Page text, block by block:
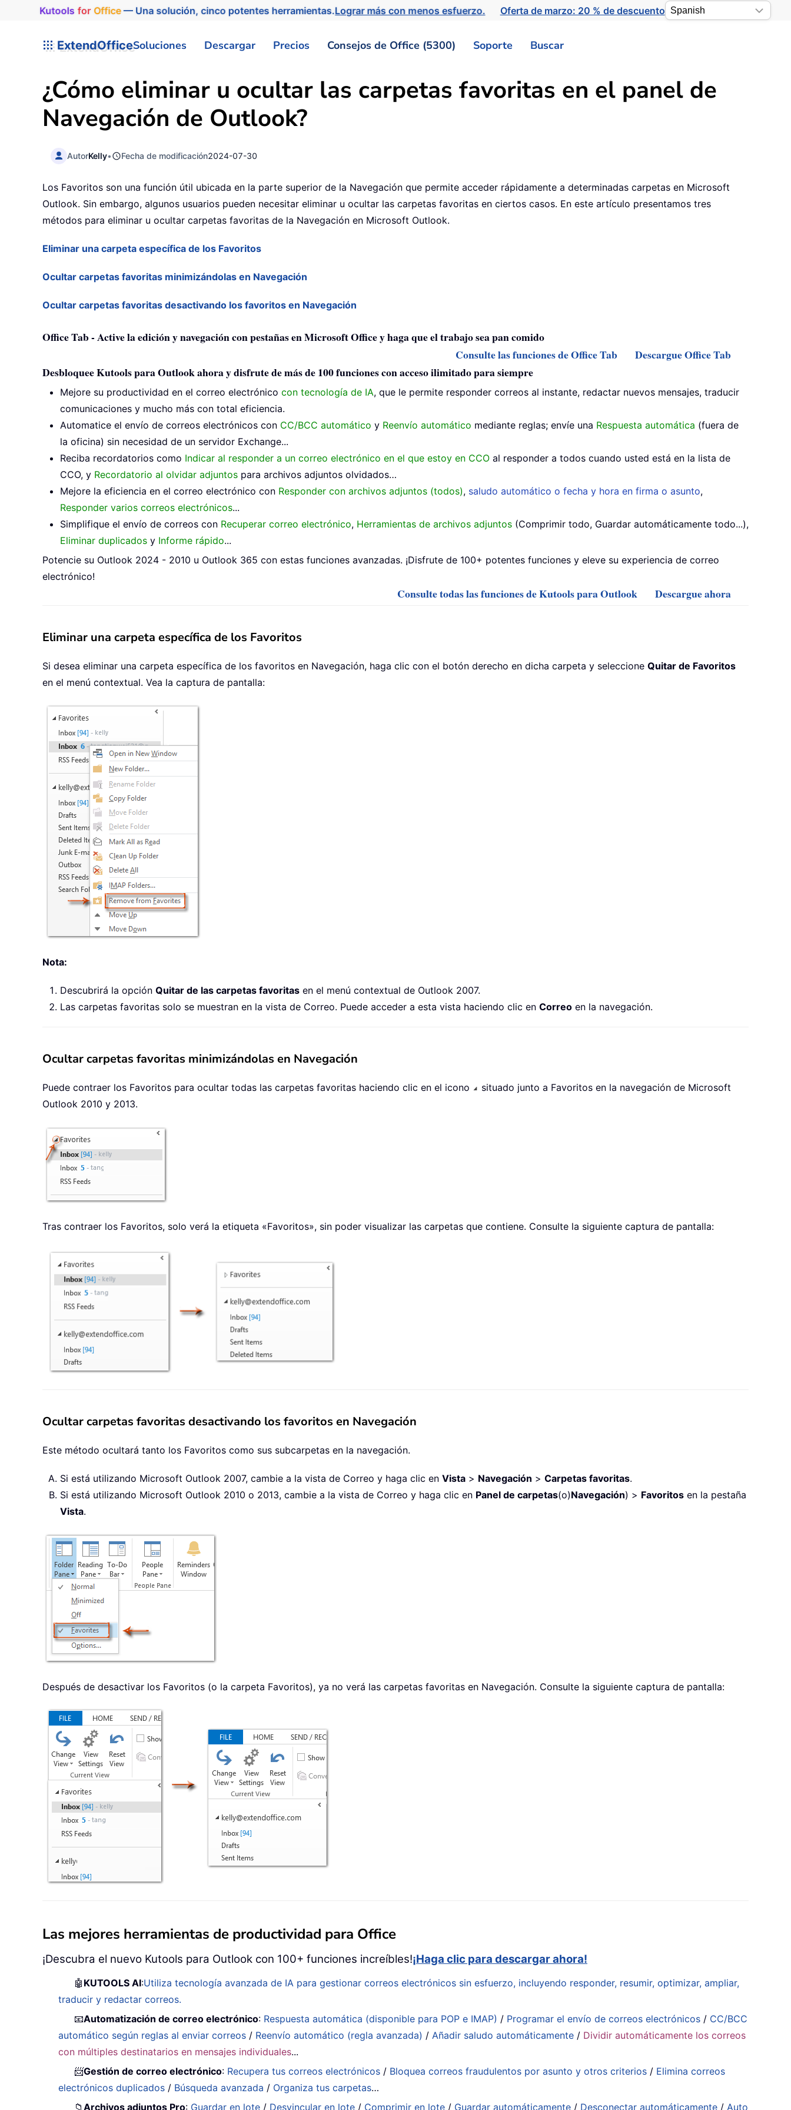
Kutools for Office— Una solución, cinco potentes herramientas.Lograr más con menos esfuerzo. Oferta de marzo: 20 % de descuento
ExtendOfficeSoluciones Descargar Precios Consejos de Office (5300) Soporte Buscar
¿Cómo eliminar u ocultar las carpetas favoritas en el panel de
Navegación de Outlook?
AutorKelly• Fecha de modificación2024-07-30
Los Favoritos son una función útil ubicada en la parte superior de la Navegación que permite acceder rápidamente a determinadas carpetas en Microsoft
Outlook. Sin embargo, algunos usuarios pueden necesitar eliminar u ocultar las carpetas favoritas en ciertos casos. En este artículo presentamos tres
métodos para eliminar u ocultar carpetas favoritas de la Navegación en Microsoft Outlook.
Eliminar una carpeta específica de los Favoritos
Ocultar carpetas favoritas minimizándolas en Navegación
Ocultar carpetas favoritas desactivando los favoritos en Navegación
Office Tab - Active la edición y navegación con pestañas en Microsoft Office y haga que el trabajo sea pan comido
Consulte las funciones de Office Tab
Descargue Office Tab
Desbloquee Kutools para Outlook ahora y disfrute de más de 100 funciones con acceso ilimitado para siempre
Mejore su productividad en el correo electrónico con tecnología de IA, que le permite responder correos al instante, redactar nuevos mensajes, traducir
comunicaciones y mucho más con total eficiencia.
Automatice el envío de correos electrónicos con CC/BCC automático y Reenvío automático mediante reglas; envíe una Respuesta automática (fuera de
la oficina) sin necesidad de un servidor Exchange...
Reciba recordatorios como Indicar al responder a un correo electrónico en el que estoy en CCO al responder a todos cuando usted está en la lista de
CCO, y Recordatorio al olvidar adjuntos para archivos adjuntos olvidados…
Mejore la eficiencia en el correo electrónico con Responder con archivos adjuntos (todos), saludo automático o fecha y hora en firma o asunto,
Responder varios correos electrónicos...
Simplifique el envío de correos con Recuperar correo electrónico, Herramientas de archivos adjuntos (Comprimir todo, Guardar automáticamente todo...),
Eliminar duplicados y Informe rápido...
Potencie su Outlook 2024 - 2010 u Outlook 365 con estas funciones avanzadas. ¡Disfrute de 100+ potentes funciones y eleve su experiencia de correo
electrónico!
Consulte todas las funciones de Kutools para Outlook Descargue ahora
Eliminar una carpeta específica de los Favoritos
Si desea eliminar una carpeta específica de los favoritos en Navegación, haga clic con el botón derecho en dicha carpeta y seleccione Quitar de Favoritos
en el menú contextual. Vea la captura de pantalla:
Nota:
Descubrirá la opción Quitar de las carpetas favoritas en el menú contextual de Outlook 2007.
Las carpetas favoritas solo se muestran en la vista de Correo. Puede acceder a esta vista haciendo clic en Correo en la navegación.
Ocultar carpetas favoritas minimizándolas en Navegación
Puede contraer los Favoritos para ocultar todas las carpetas favoritas haciendo clic en el icono
situado junto a Favoritos en la navegación de Microsoft
Outlook 2010 y 2013.
Tras contraer los Favoritos, solo verá la etiqueta «Favoritos», sin poder visualizar las carpetas que contiene. Consulte la siguiente captura de pantalla:
Ocultar carpetas favoritas desactivando los favoritos en Navegación
Este método ocultará tanto los Favoritos como sus subcarpetas en la navegación.
Si está utilizando Microsoft Outlook 2007, cambie a la vista de Correo y haga clic en Vista > Navegación > Carpetas favoritas.
Si está utilizando Microsoft Outlook 2010 o 2013, cambie a la vista de Correo y haga clic en Panel de carpetas(o)Navegación) > Favoritos en la pestaña
Vista.
Después de desactivar los Favoritos (o la carpeta Favoritos), ya no verá las carpetas favoritas en Navegación. Consulte la siguiente captura de pantalla:
Las mejores herramientas de productividad para Office
¡Descubra el nuevo Kutools para Outlook con 100+ funciones increíbles!¡Haga clic para descargar ahora!
🤖 KUTOOLS AI:Utiliza tecnología avanzada de IA para gestionar correos electrónicos sin esfuerzo, incluyendo responder, resumir, optimizar, ampliar,
traducir y redactar correos.
📧Automatización de correo electrónico: Respuesta automática (disponible para POP e IMAP) / Programar el envío de correos electrónicos / CC/BCC
automático según reglas al enviar correos / Reenvío automático (regla avanzada) / Añadir saludo automáticamente / Dividir automáticamente los correos
con múltiples destinatarios en mensajes individuales...
📨Gestión de correo electrónico: Recupera tus correos electrónicos / Bloquea correos fraudulentos por asunto y otros criterios / Elimina correos
electrónicos duplicados / Búsqueda avanzada / Organiza tus carpetas…
📁Archivos adjuntos Pro: Guardar en lote / Desvincular en lote / Comprimir en lote / Guardar automáticamente / Desconectar automáticamente / Auto